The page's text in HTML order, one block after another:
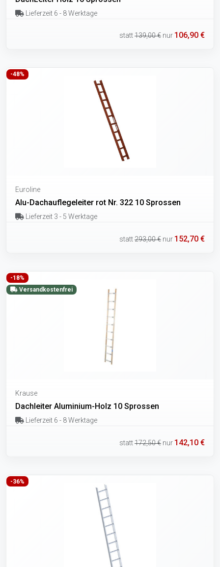
Lieferzeit 6 - 8 Werktage
statt139,00 € nur 106,90 €
-48%
Euroline
Alu-Dachauflegeleiter rot Nr. 322 10 Sprossen
Lieferzeit 3 - 5 Werktage
statt293,00 € nur 152,70 €
-18%
Versandkostenfrei
Krause
Dachleiter Aluminium-Holz 10 Sprossen
Lieferzeit 6 - 8 Werktage
statt172,50 € nur 142,10 €
-36%